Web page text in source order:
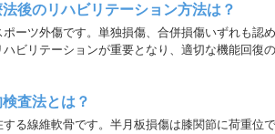
後のリハビリテーション方法は？
ーツ外傷です。単独損傷、合併損傷いずれも認
ビリテーションが重要となり、適切な機能回復
査法とは？
る線維軟骨です。半月板損傷は膝関節に荷重位